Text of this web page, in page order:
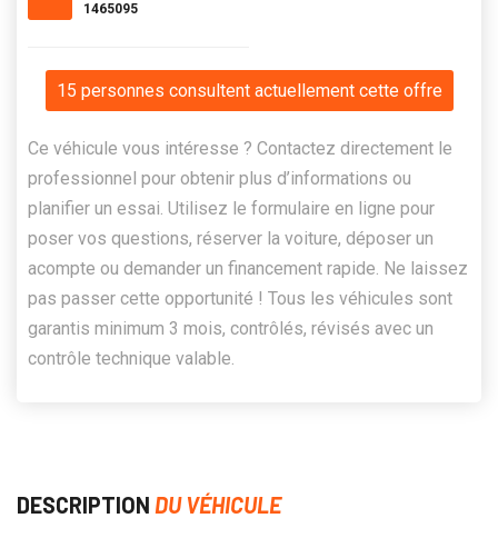
1465095
15 personnes consultent actuellement cette offre
Ce véhicule vous intéresse ? Contactez directement le
professionnel pour obtenir plus d’informations ou
planifier un essai. Utilisez le formulaire en ligne pour
poser vos questions, réserver la voiture, déposer un
acompte ou demander un financement rapide. Ne laissez
pas passer cette opportunité ! Tous les véhicules sont
garantis minimum 3 mois, contrôlés, révisés avec un
contrôle technique valable.
DESCRIPTION DU VÉHICULE